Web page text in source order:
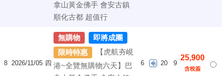
拿山黃金佛手 會安古鎮
順化古都 超值行
8 2026/11/05 四
無購物
即將成團
限時特惠
【虎航夯峴
港~全覽無購物六天】巴
6 20 9
25,900
含稅簽